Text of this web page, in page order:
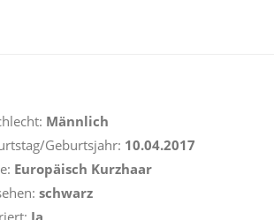
Männlich
Geburtsjahr: 10.04.2017
Europäisch Kurzhaar
schwarz
Ja